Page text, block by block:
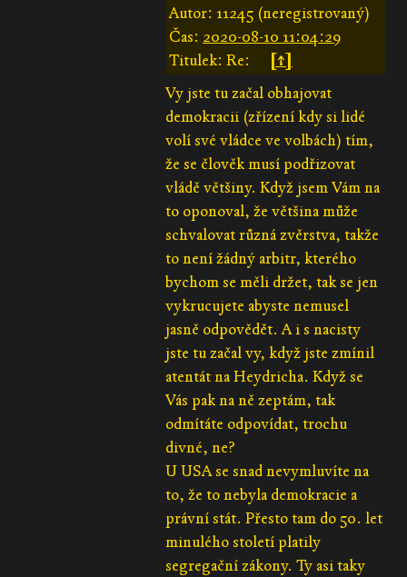
Autor: 11245 (neregistrovaný)
Čas: 2020-08-10 11:04:29
Titulek: Re:
[↑]
Vy jste tu začal obhajovat
demokracii (zřízení kdy si lidé
volí své vládce ve volbách) tím,
že se člověk musí podřizovat
vládě většiny. Když jsem Vám na
to oponoval, že většina může
schvalovat různá zvěrstva, takže
to není žádný arbitr, kterého
bychom se měli držet, tak se jen
vykrucujete abyste nemusel
jasně odpovědět. A i s nacisty
jste tu začal vy, když jste zmínil
atentát na Heydricha. Když se
Vás pak na ně zeptám, tak
odmítáte odpovídat, trochu
divné, ne?
U USA se snad nevymluvíte na
to, že to nebyla demokracie a
právní stát. Přesto tam do 50. let
minulého století platily
segregační zákony. Ty asi taky